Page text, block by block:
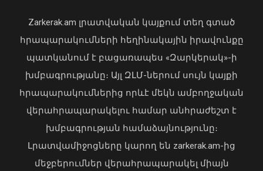
Ծաղկաձորը կընդունի շախմատի
աշխարհի դպրոցական թիմերի
առաջնության եվրոպական փուլը
06 Օգոստոս, 2026 20:58
04 Օգոստոս, 2026 19:12
Zarkerak.am լրատվական կայքում տեղ գտած
հրապարակումների հեղինակային իրավունքը
պատկանում է բացառապես «Զարկերակ»-ի
խմբագրությանը։ Այլ ԶԼՄ-ներում սույն կայքի
հրապարակումներից որևէ մեկն ամբողջական
վերահրապարակելու համար անհրաժեշտ է
խմբագրության համաձայնությունը։
Լրատվամիջոցները կարող են zarkerak.am-ից
մեջբերումներ վերահրապարակել միայն